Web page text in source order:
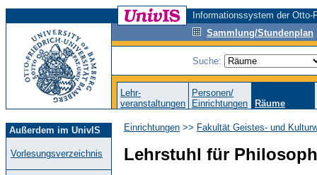
Informationssystem der
Sammlung/Stundenplan
Suche:
Lehr-
veranstaltungen
Personen/
Einrichtungen
Räume
Außerdem im UnivIS
Vorlesungsverzeichnis
Einrichtungen >> Fakultät Geistes- und
Lehrstuhl für